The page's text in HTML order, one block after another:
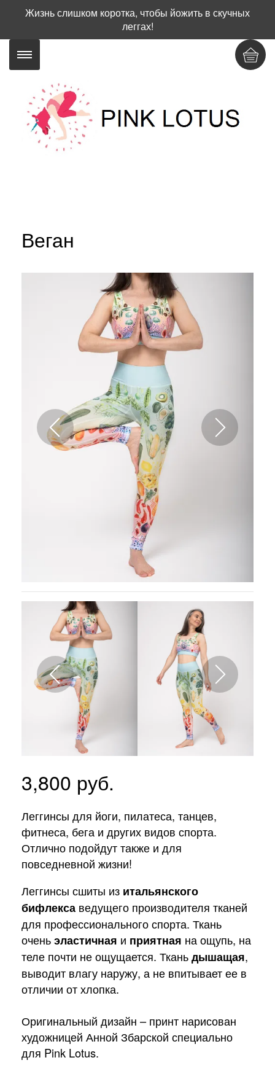
Жизнь слишком коротка, чтобы йожить в скучных
леггах!
Веган
3,800 руб.
Леггинсы для йоги, пилатеса, танцев,
фитнеса, бега и других видов спорта.
Отлично подойдут также и для
повседневной жизни!
Леггинсы сшиты из итальянского
бифлекса ведущего производителя тканей
для профессионального спорта. Ткань
оченьэластичная и приятная на ощупь, на
теле почти не ощущается. Тканьдышащая,
выводит влагу наружу, а не впитывает ее в
отличии от хлопка.
Оригинальный дизайн – принт нарисован
художницей Анной Збарской специально
для Pink Lotus.